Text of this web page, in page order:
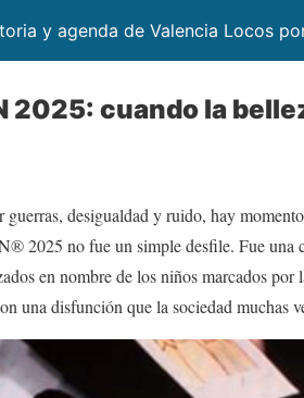
y agenda de Valencia Locos
2025: cuando la
desigualdad y ruido, hay
2025 no fue un simple desfile. Fue una
en nombre de los niños marcados
una disfunción que la sociedad muchas